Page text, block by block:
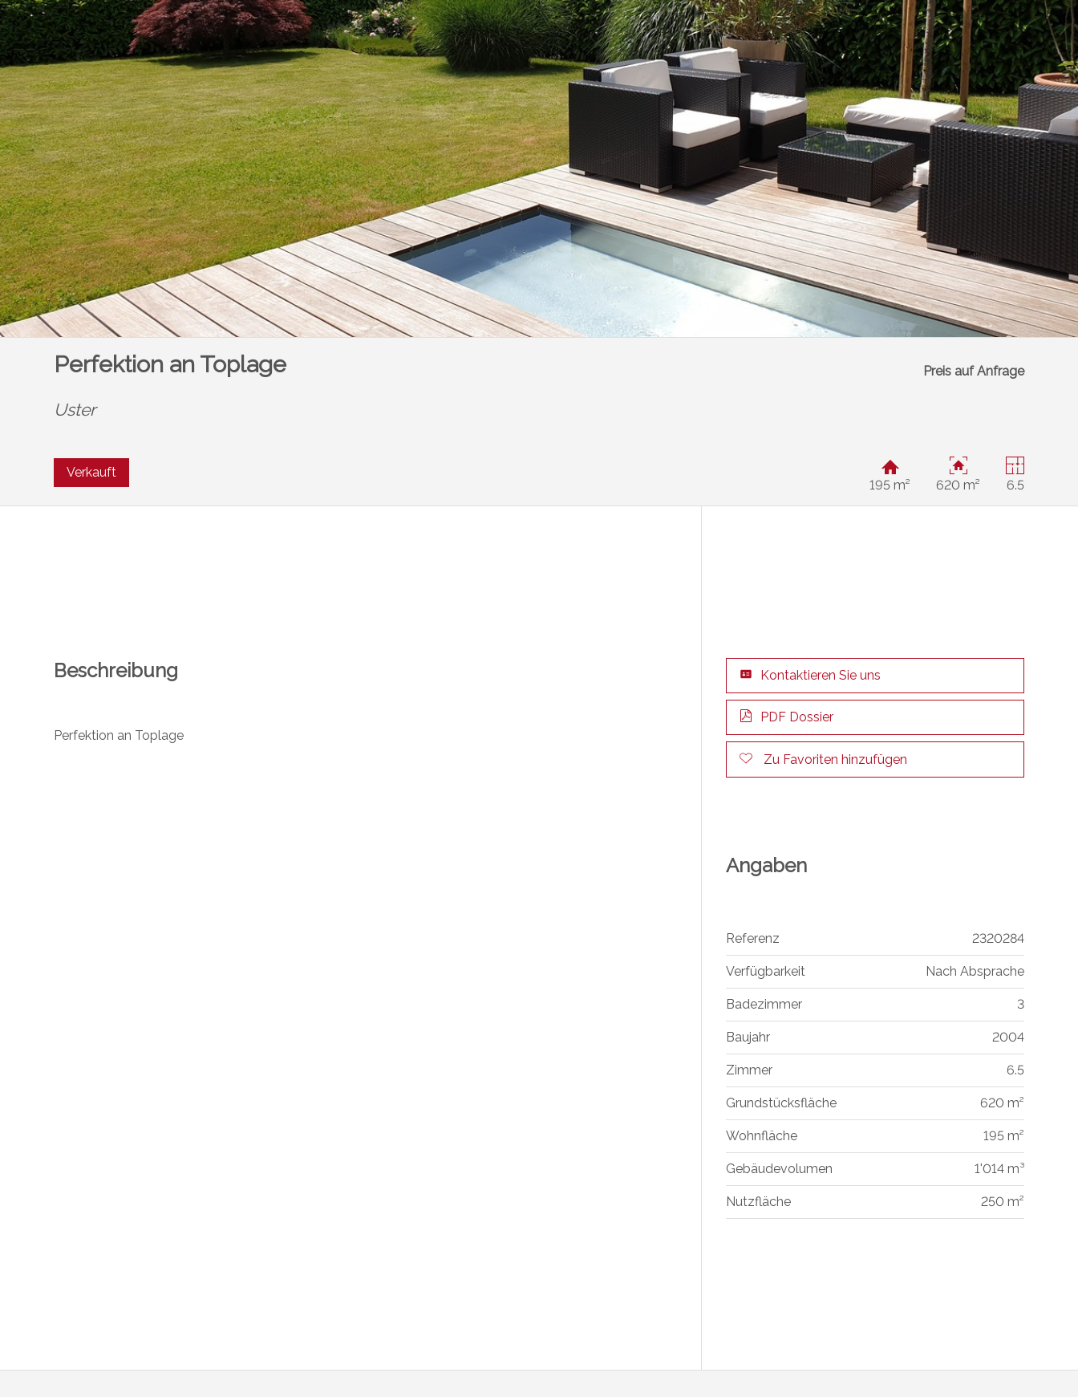
Perfektion an Toplage Preis auf Anfrage
Uster
Verkauft
195 m²
620 m² 6.5
Beschreibung
Perfektion an Toplage
Kontaktieren Sie uns
PDF Dossier
Zu Favoriten hinzufügen
Angaben
Referenz 2320284
Verfügbarkeit Nach Absprache
Badezimmer 3
Baujahr 2004
Zimmer 6.5
Grundstücksfläche 620 m²
Wohnfläche 195 m²
Gebäudevolumen 1'014 m³
Nutzfläche 250 m²